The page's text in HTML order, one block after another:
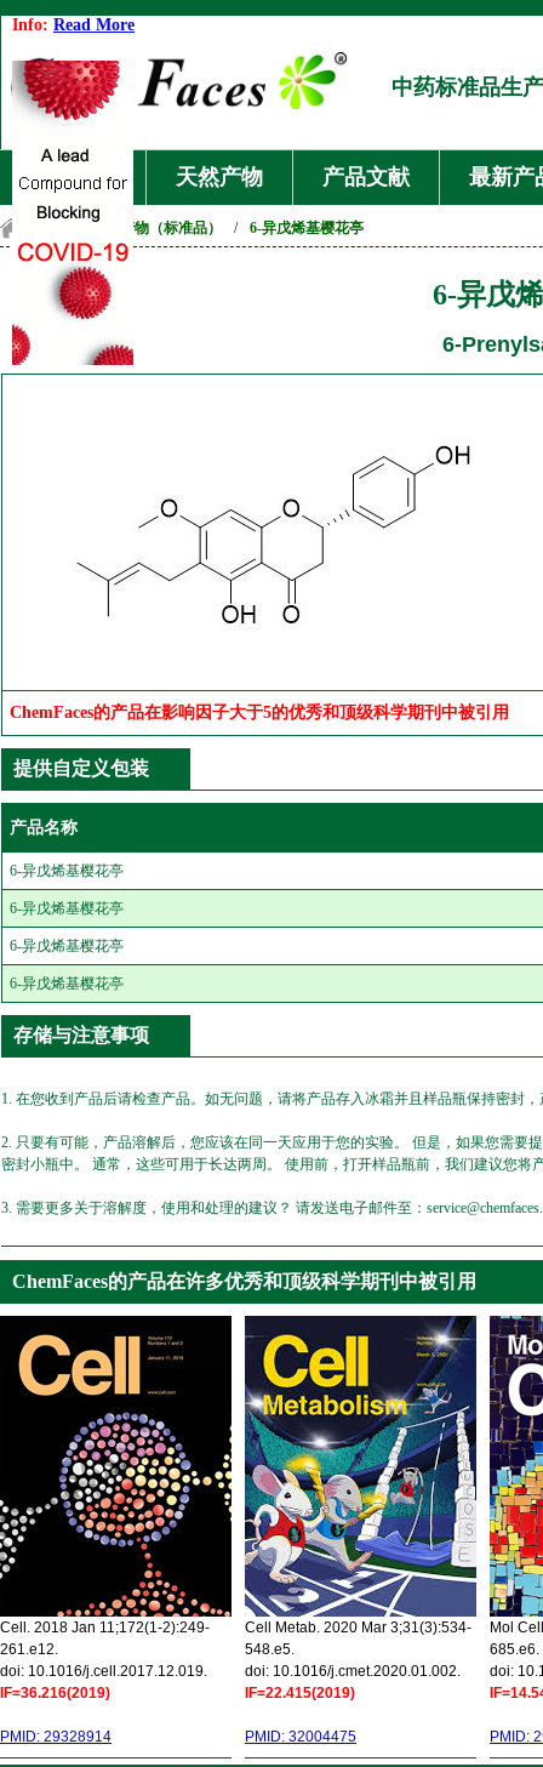
Info: Read More
中药标准品生
首页 天然产物 产品文献 最新产
天然产物（标准品） / 6-异戊烯基樱花亭
6-异戊
6-
ChemFaces的产品在影响因子大于5的优秀和顶级科学期刊中被引用
提供自定义包装
产品名称
6-异戊烯基樱花亭
6-异戊烯基樱花亭
6-异戊烯基樱花亭
6-异戊烯基樱花亭
存储与注意事项
1. 在您收到产品后请检查产品。如无问题，请将产品存入冰霜并且样品瓶保持密封
2. 只要有可能，产品溶解后，您应该在同一天应用于您的实验。 但是，如果您需
密封小瓶中。 通常，这些可用于长达两周。 使用前，打开样品瓶前，我们建议您将
3. 需要更多关于溶解度，使用和处理的建议？ 请发送电子邮件至：
ChemFaces的产品在许多优秀和顶级科学期刊中被引用
Cell. 2018 Jan 11;172(1-2):249-
261.e12.
doi: 10.1016/j.cell.2017.12.019.
IF=36.216(2019)
PMID: 29328914
Cell Metab. 2020 Mar 3;31(3):534-
548.e5.
doi: 10.1016/j.cmet.2020.01.002.
IF=22.415(2019)
PMID: 32004475
Mol
685.e6.
doi:
PMID: